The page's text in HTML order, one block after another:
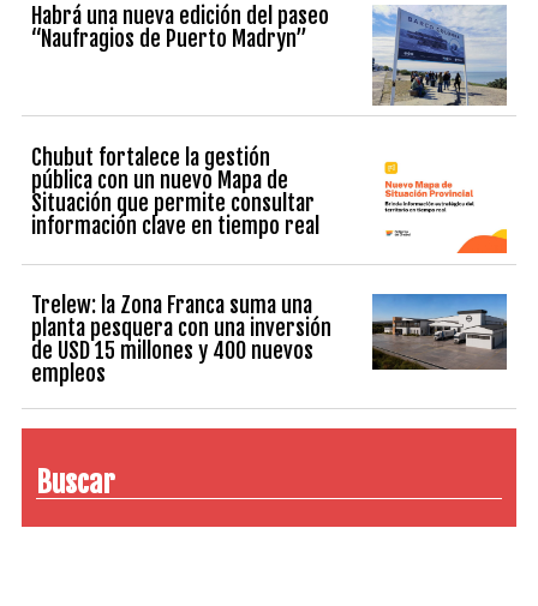
Habrá una nueva edición del paseo
“Naufragios de Puerto Madryn”
Chubut fortalece la gestión
pública con un nuevo Mapa de
Situación que permite consultar
información clave en tiempo real
Trelew: la Zona Franca suma una
planta pesquera con una inversión
de USD 15 millones y 400 nuevos
empleos
Buscar